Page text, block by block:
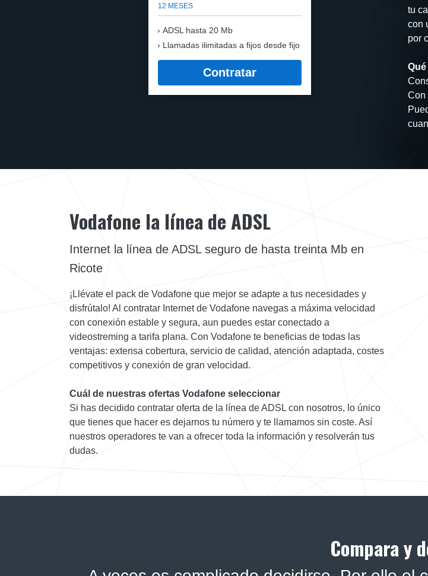
12 MESES
ADSL hasta 20 Mb
Llamadas ilimitadas a fijos desde fijo
Contratar
tu
con
por
Con
Vodafone la línea de ADSL
Internet la línea de ADSL seguro de hasta treinta Mb en
Ricote
¡Llévate el pack de Vodafone que mejor se adapte a tus necesidades y
disfrútalo! Al contratar Internet de Vodafone navegas a máxima velocidad
con conexión estable y segura, aun puedes estar conectado a
videostreming a tarifa plana. Con Vodafone te beneficias de todas las
ventajas: extensa cobertura, servicio de calidad, atención adaptada, costes
competitivos y conexión de gran velocidad.
Cuál de nuestras ofertas Vodafone seleccionar
Si has decidido contratar oferta de la línea de ADSL con nosotros, lo único
que tienes que hacer es dejarnos tu número y te llamamos sin coste. Así
nuestros operadores te van a ofrecer toda la información y resolverán tus
dudas.
Compara y